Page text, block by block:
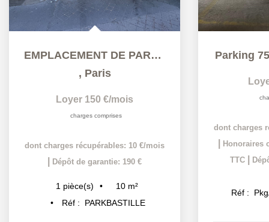
EMPLACEMENT DE PARKING
, Paris
Loyer 150 €/mois
charges comprises
dont charges récupérables: 10 €/mois
Dépôt de garantie: 190 €
1 pièce(s) 10 m²
Réf :
PARKBASTILLE
Parking
dont charges
Honoraires
TTC
Réf :